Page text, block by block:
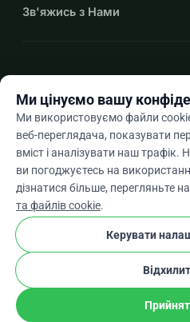
Зв'яжись з Нами
Ukarrow_drop_down
★★★★★4,9 / 5 на основі
WhyDonate
stripe
Ми цінуємо вашу
Ми використовуємо файли
веб-переглядача, показувати
вміст і аналізувати наш
ви погоджуєтесь на
дізнатися більше, перегляньте
та файлів cookie.
Керувати